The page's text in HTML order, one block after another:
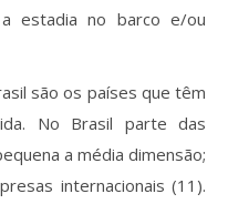
estadia no barco e/ou
são os países que têm
No Brasil parte das
a média dimensão;
internacionais (11).